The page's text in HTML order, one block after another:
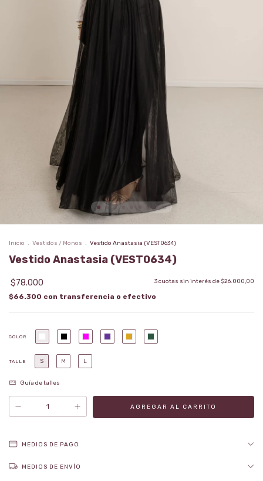
Inicio . Vestidos / Monos . Vestido Anastasia (VEST0634)
Vestido Anastasia (VEST0634)
$78.000 3cuotas sin interés de $26.000,00
$66.300 con
COLOR
TALLE S M L
Guía de talles
MEDIOS DE PAGO
MEDIOS DE ENVÍO